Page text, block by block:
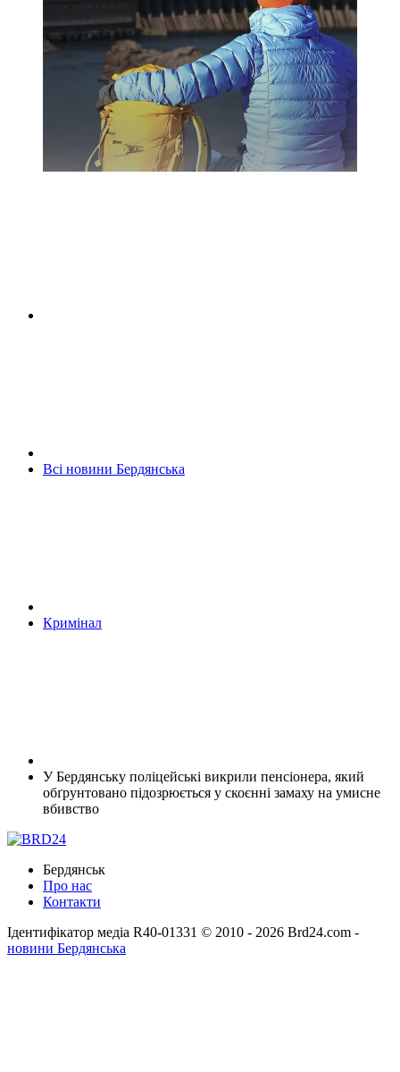
Всі новини Бердянська
Кримінал
У Бердянську поліцейські викрили пенсіонера, який
обґрунтовано підозрюється у скоєнні замаху на умисне
вбивство
Бердянськ
Про нас
Контакти
Ідентифікатор медіа R40-01331 © 2010 - 2026 Brd24.com -
новини Бердянська